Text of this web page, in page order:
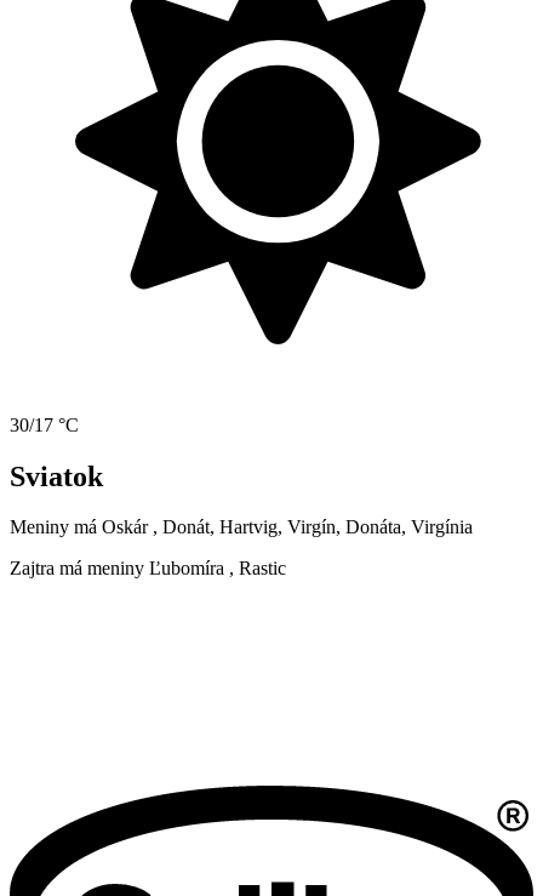
30/17 °C
Sviatok
Meniny má Oskár , Donát, Hartvig, Virgín, Donáta, Virgínia
Zajtra má meniny Ľubomíra , Rastic